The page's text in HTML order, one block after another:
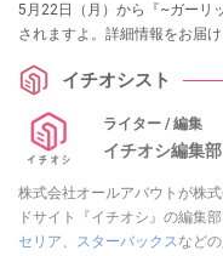
5月22日（月）から『~ガーリ
されますよ。詳細情報をお届け
イチオシスト
ライター / 編集
イチオシ編集部
株式会社オールアバウトが株
ドサイト『イチオシ』の編集部
セリア、 スターバックスなど